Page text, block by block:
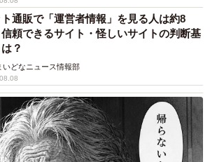
貴之さん提供）
を「敷く」のではなく、上に「載
たりするパターン、魚やスルメなど
、縁起物としてしめ飾りに付ける…な
通販で「運営者情報」を見る人は約8
頼できるサイト・怪しいサイトの判断基
？
いどなニュース情報部